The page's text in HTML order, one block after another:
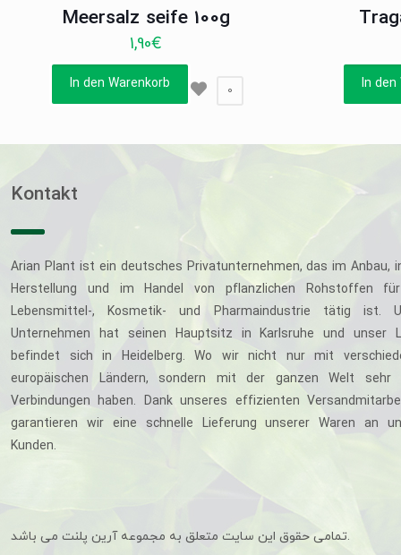
Meersalz seife 100g
1,90€
In den Warenkorb 0 In den
Kontakt
Arian Plant ist ein deutsches Privatunternehmen, das im Anbau,
Herstellung und im Handel von pflanzlichen Rohstoffen
Lebensmittel-, Kosmetik- und Pharmaindustrie tätig ist.
Unternehmen hat seinen Hauptsitz in Karlsruhe und unser
befindet sich in Heidelberg. Wo wir nicht nur mit
europäischen Ländern, sondern mit der ganzen Welt sehr
Verbindungen haben. Dank unseres effizienten
garantieren wir eine schnelle Lieferung unserer Waren an
Kunden.
تمامی حقوق این سایت متعلق به مجموعه آرین پلنت می باشد.